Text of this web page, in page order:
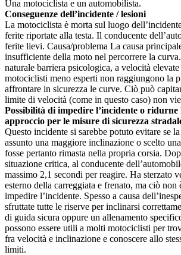
Una motociclista e un automobilista.
Conseguenze dell’incidente / lesioni
La motociclista è morta sul luogo
ferite riportate alla testa. Il conducente
ferite lievi. Causa/problema La causa
insufficiente della moto nel percorrere la
naturale barriera psicologica, a velocità
motociclisti meno esperti non raggiungono la
affrontare in sicurezza le curve. Ciò può
limite di velocità (come in questo caso) non
Possibilità di impedire l’incidente o ridurne
approccio per le misure di sicurezza
Questo incidente si sarebbe potuto evitare se
assunto una maggiore inclinazione o scelto
fosse pertanto rimasta nella propria corsia.
situazione critica, al conducente
massimo 2,1 secondi per reagire. Ha sterzato
esterno della carreggiata e frenato, ma ciò non
impedire l’incidente. Spesso a causa
sfruttate tutte le riserve per inclinarsi
di guida sicura oppure un allenamento
possono essere utili a molti motociclisti per
fra velocità e inclinazione e conoscere allo
limiti.